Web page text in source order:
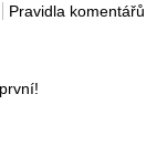
Pravidla komentářů